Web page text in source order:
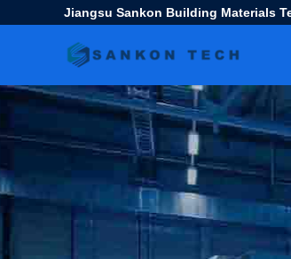
Jiangsu Sankon Building Materials